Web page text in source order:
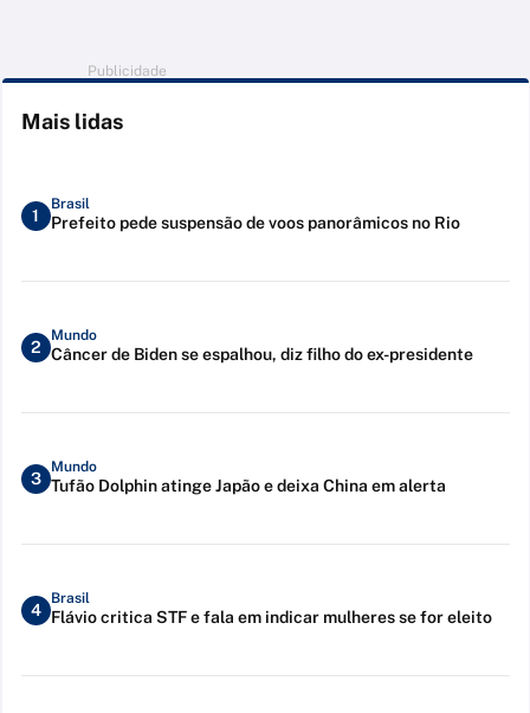
Publicidade
Mais lidas
1
Brasil
Prefeito pede suspensão de voos panorâmicos no Rio
2
Mundo
Câncer de Biden se espalhou, diz filho do ex-presidente
3
Mundo
Tufão Dolphin atinge Japão e deixa China em alerta
4
Brasil
Flávio critica STF e fala em indicar mulheres se for eleito